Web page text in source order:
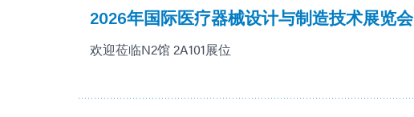
2026年国际医疗器械设计与制造技术展览会
欢迎莅临N2馆 2A101展位